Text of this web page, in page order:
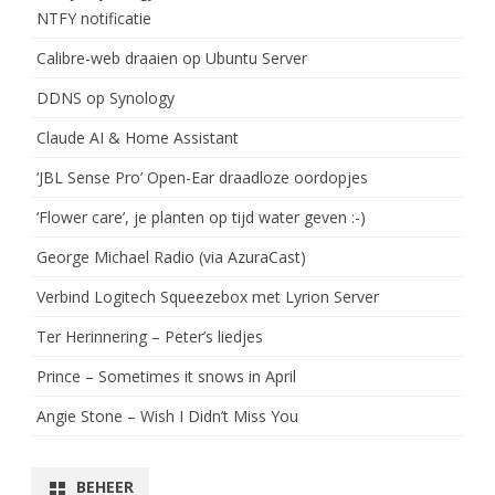
NTFY notificatie
Calibre-web draaien op Ubuntu Server
DDNS op Synology
Claude AI & Home Assistant
‘JBL Sense Pro’ Open-Ear draadloze oordopjes
‘Flower care’, je planten op tijd water geven :-)
George Michael Radio (via AzuraCast)
Verbind Logitech Squeezebox met Lyrion Server
Ter Herinnering – Peter’s liedjes
Prince – Sometimes it snows in April
Angie Stone – Wish I Didn’t Miss You
BEHEER